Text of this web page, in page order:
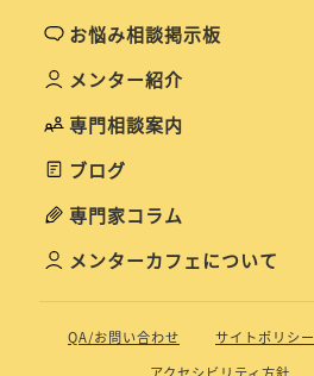
お悩み相談掲示板
メンター紹介
専門相談案内
ブログ
専門家コラム
メンターカフェについて
QA/お問い合わせ サイトポリシー